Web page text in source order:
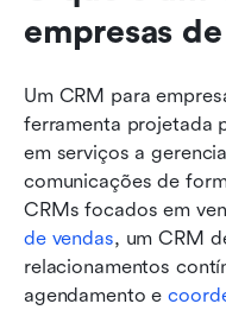
empresas
Um CRM para
ferramenta projetada
em serviços a
comunicações de
CRMs focados em
de vendas, um CRM
relacionamentos
agendamento e